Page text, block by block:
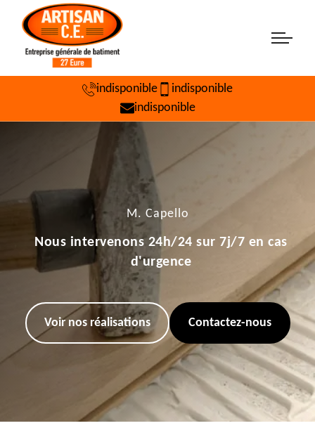
indisponible
indisponible
indisponible
M. Capello
Nous intervenons 24h/24 sur 7j/7 en cas
d'urgence
Voir nos réalisations Contactez-nous